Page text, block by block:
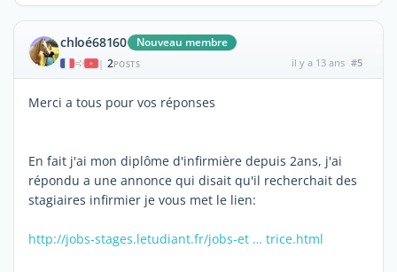
chloé68160 Nouveau membre
| 2POSTS il y a 13 ans #5
Merci a tous pour vos réponses
En fait j'ai mon diplôme d'infirmière depuis 2ans, j'ai
répondu a une annonce qui disait qu'il recherchait des
stagiaires infirmier je vous met le lien:
http://jobs-stages.letudiant.fr/jobs-et … trice.html